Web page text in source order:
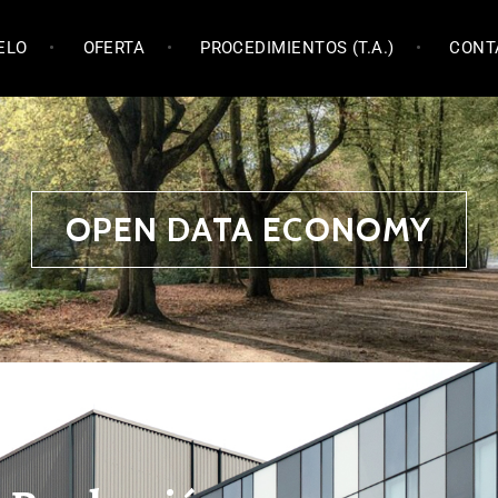
OFERTA PROCEDIMIENTOS (T.A.)
OPEN DATA ECONOMY